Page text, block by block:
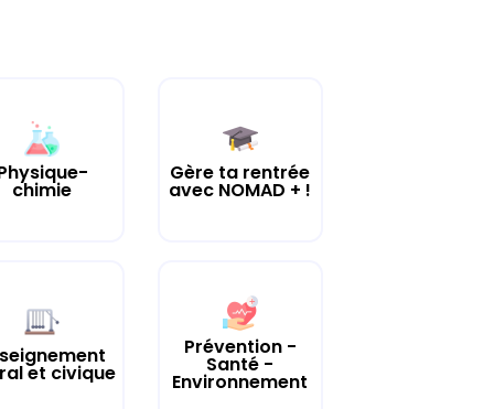
chimie
Gère ta rentrée
avec NOMAD + !
et civique
Prévention -
Santé -
Environnement